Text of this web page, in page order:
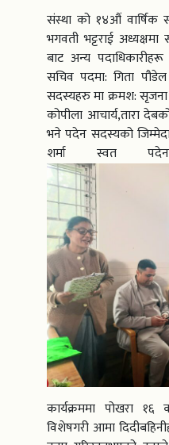
संस्था को १४औं वार्षिक
भगवती भट्टराई
बाट अन्य
सचिव पदमा: गिता
सदस्यहरु मा क्रमश: सृजना
कोपीला आचार्य,तारा
भने पदेन सदस्यको
शर्मा स्वत
कार्यक्रममा पोखरा १६
विशेषगरी आमा